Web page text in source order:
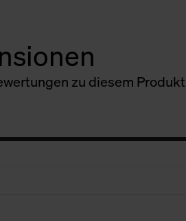
zu diesem